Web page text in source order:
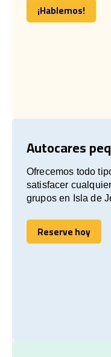
¡Hablemos!
¡Hablemos!
Autocares
Ofrecemos todo
satisfacer
grupos en Isla de
Reserve hoy
Reserve hoy